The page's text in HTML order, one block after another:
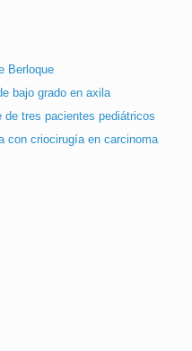
Berloque
bajo grado en axila
de tres pacientes pediátricos
con criocirugía en carcinoma